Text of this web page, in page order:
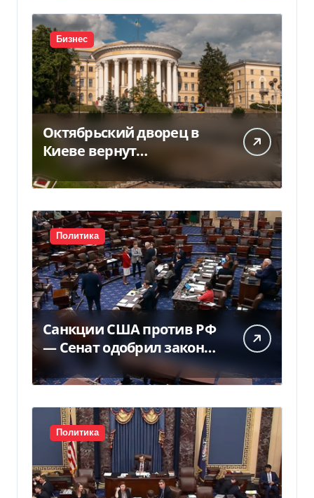
Бизнес
Октябрьский дворец в
Киеве вернут
государству — решение
суда — Delo.ua
Политика
Санкции США против РФ
— Сенат одобрил закон
Грема — Фокус
Политика